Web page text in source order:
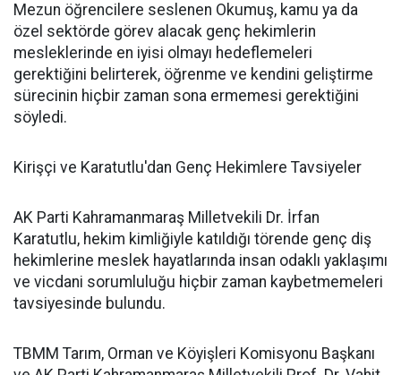
Mezun öğrencilere seslenen Okumuş, kamu ya da
özel sektörde görev alacak genç hekimlerin
mesleklerinde en iyisi olmayı hedeflemeleri
gerektiğini belirterek, öğrenme ve kendini geliştirme
sürecinin hiçbir zaman sona ermemesi gerektiğini
söyledi.
Kirişçi ve Karatutlu'dan Genç Hekimlere Tavsiyeler
AK Parti Kahramanmaraş Milletvekili Dr. İrfan
Karatutlu, hekim kimliğiyle katıldığı törende genç diş
hekimlerine meslek hayatlarında insan odaklı yaklaşımı
ve vicdani sorumluluğu hiçbir zaman kaybetmemeleri
tavsiyesinde bulundu.
TBMM Tarım, Orman ve Köyişleri Komisyonu Başkanı